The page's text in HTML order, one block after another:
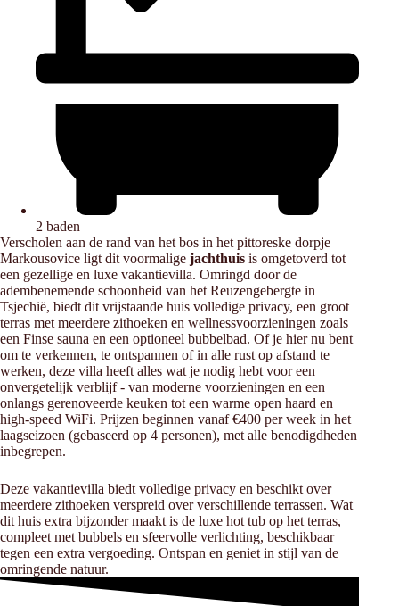
2 baden
Verscholen aan de rand van het bos in het pittoreske dorpje
Markousovice ligt dit voormalige jachthuis is omgetoverd tot
een gezellige en luxe vakantievilla. Omringd door de
adembenemende schoonheid van het Reuzengebergte in
Tsjechië, biedt dit vrijstaande huis volledige privacy, een groot
terras met meerdere zithoeken en wellnessvoorzieningen zoals
een Finse sauna en een optioneel bubbelbad. Of je hier nu bent
om te verkennen, te ontspannen of in alle rust op afstand te
werken, deze villa heeft alles wat je nodig hebt voor een
onvergetelijk verblijf - van moderne voorzieningen en een
onlangs gerenoveerde keuken tot een warme open haard en
high-speed WiFi. Prijzen beginnen vanaf €400 per week in het
laagseizoen (gebaseerd op 4 personen), met alle benodigdheden
inbegrepen.
Deze vakantievilla biedt volledige privacy en beschikt over
meerdere zithoeken verspreid over verschillende terrassen. Wat
dit huis extra bijzonder maakt is de luxe hot tub op het terras,
compleet met bubbels en sfeervolle verlichting, beschikbaar
tegen een extra vergoeding. Ontspan en geniet in stijl van de
omringende natuur.